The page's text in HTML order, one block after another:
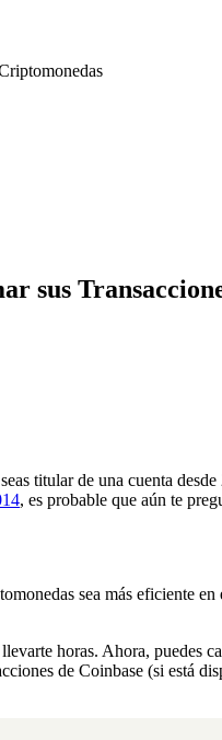
sus
titular de una cuenta
, es probable que aún te
sea más eficiente
horas. Ahora, puedes
de Coinbase (si está